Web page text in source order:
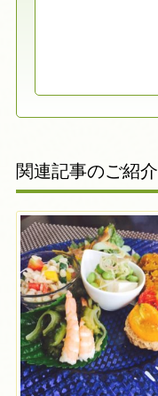
関連記事のご紹介